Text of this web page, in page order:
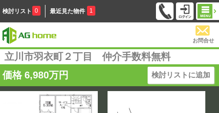
検討リスト 0 最近見た物件 1
お問合せ
立川市羽衣町２丁目 仲介手数料無料
価格 6,980万円 検討リストに追加